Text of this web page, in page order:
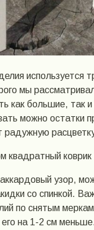
используется
мы
как большие, так
можно остатки
радужную
узор,
со спинкой.
по снятым
на 1-2 см